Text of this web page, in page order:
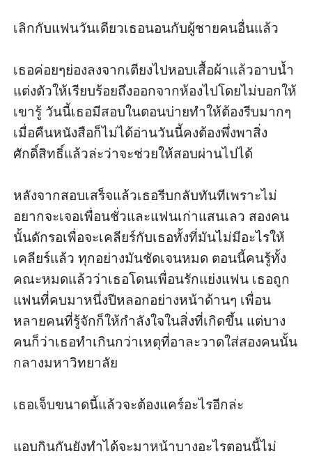
เลิกกับแฟนวันเดียวเธอนอนกับผู้ชายคนอื่นแล้ว
เธอค่อยๆย่องลงจากเตียงไปหอบเสื้อผ้าแล้วอาบน้ำ
แต่งตัวให้เรียบร้อยถึงออกจากห้องไปโดยไม่บอกให้
เขารู้ วันนี้เธอมีสอบในตอนบ่ายทำให้ต้องรีบมากๆ
เมื่อคืนหนังสือก็ไม่ได้อ่านวันนี้คงต้องพึ่งพาสิ่ง
ศักดิ์สิทธิ์แล้วล่ะว่าจะช่วยให้สอบผ่านไปได้
หลังจากสอบเสร็จแล้วเธอรีบกลับทันทีเพราะไม่
อยากจะเจอเพื่อนชั่วและแฟนเก่าแสนเลว สองคน
นั้นดักรอเพื่อจะเคลียร์กับเธอทั้งที่มันไม่มีอะไรให้
เคลียร์แล้ว ทุกอย่างมันชัดเจนหมด ตอนนี้คนรู้ทั้ง
คณะหมดแล้วว่าเธอโดนเพื่อนรักแย่งแฟน เธอถูก
แฟนที่คบมาหนึ่งปีหลอกอย่างหน้าด้านๆ เพื่อน
หลายคนที่รู้จักก็ให้กำลังใจในสิ่งที่เกิดขึ้น แต่บาง
คนก็ว่าเธอทำเกินกว่าเหตุที่อาละวาดใส่สองคนนั้น
กลางมหาวิทยาลัย
เธอเจ็บขนาดนี้แล้วจะต้องแคร์อะไรอีกล่ะ
แอบกินกันยังทำได้จะมาหน้าบางอะไรตอนนี้ไม่